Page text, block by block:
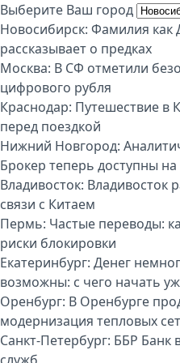
Выберите Ваш город
Новосибирск: Фамилия как
рассказывает о предках
Москва: В СФ отметили
цифрового рубля
Краснодар: Путешествие в
перед поездкой
Нижний Новгород:
Брокер теперь доступны
Владивосток: Владивосток
связи с Китаем
Пермь: Частые переводы:
риски блокировки
Екатеринбург: Денег
возможны: с чего начать
Оренбург: В Оренбурге
модернизация тепловых
Санкт-Петербург: ББР Банк